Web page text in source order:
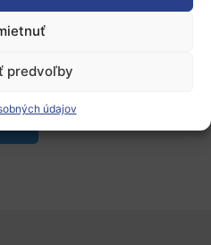
predvoľby
údajov
document page/
CFS
akt. 22.03.2023, kas